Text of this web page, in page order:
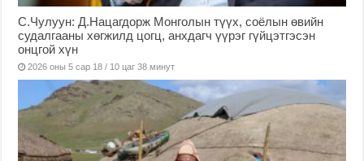
С.Чулуун: Д.Нацагдорж Монголын түүх, соёлын өвийн
судалгааны хөгжилд цогц, анхдагч үүрэг гүйцэтгэсэн
онцгой хүн
2026 оны 5 сар 18 / 10 цаг 38 минут